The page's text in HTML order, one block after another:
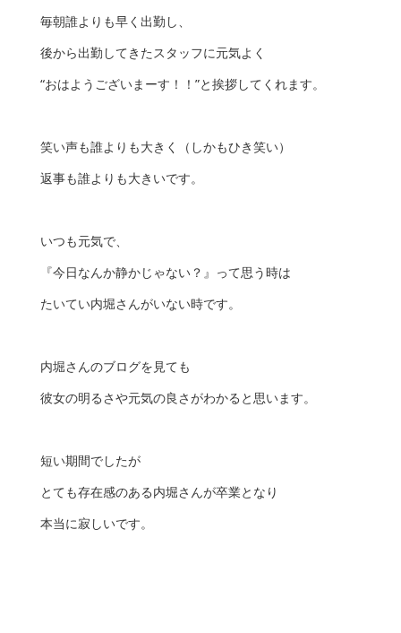
毎朝誰よりも早く出勤し、
後から出勤してきたスタッフに元気よく
“おはようございまーす！！”と挨拶してくれます。
笑い声も誰よりも大きく（しかもひき笑い）
返事も誰よりも大きいです。
いつも元気で、
『今日なんか静かじゃない？』って思う時は
たいてい内堀さんがいない時です。
内堀さんのブログを見ても
彼女の明るさや元気の良さがわかると思います。
短い期間でしたが
とても存在感のある内堀さんが卒業となり
本当に寂しいです。